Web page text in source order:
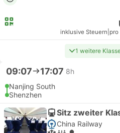
inklusive Steuern pro
1 weitere
09:07 17:07 8h
Nanjing South
Shenzhen
Sitz zweiter
China Railway